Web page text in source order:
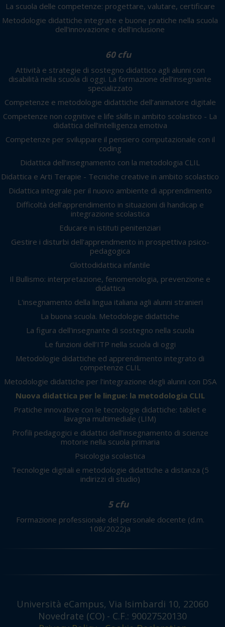
La scuola delle competenze: progettare, valutare, certificare
Metodologie didattiche integrate e buone pratiche nella scuola
dell'innovazione e dell'inclusione
60 cfu
Attività e strategie di sostegno didattico agli alunni con
disabilità nella scuola di oggi. La formazione dell’insegnante
specializzato
Competenze e metodologie didattiche dell’animatore digitale
Competenze non cognitive e life skills in ambito scolastico - La
didattica dell’intelligenza emotiva
Competenze per sviluppare il pensiero computazionale con il
coding
Didattica dell’insegnamento con la metodologia CLIL
Didattica e Arti Terapie - Tecniche creative in ambito scolastico
Didattica integrale per il nuovo ambiente di apprendimento
Difficoltà dell'apprendimento in situazioni di handicap e
integrazione scolastica
Educare in istituti penitenziari
Gestire i disturbi dell'apprendmento in prospettiva psico-
pedagogica
Glottodidattica infantile
Il Bullismo: interpretazione, fenomenologia, prevenzione e
didattica
L'insegnamento della lingua italiana agli alunni stranieri
La buona scuola. Metodologie didattiche
La figura dell'insegnante di sostegno nella scuola
Le funzioni dell’ITP nella scuola di oggi
Metodologie didattiche ed apprendimento integrato di
competenze CLIL
Metodologie didattiche per l'integrazione degli alunni con DSA
Nuova didattica per le lingue: la metodologia CLIL
Pratiche innovative con le tecnologie didattiche: tablet e
lavagna multimediale (LIM)
Profili pedagogici e didattici dell’insegnamento di scienze
motorie nella scuola primaria
Psicologia scolastica
Tecnologie digitali e metodologie didattiche a distanza (5
indirizzi di studio)
5 cfu
Formazione professionale del personale docente (d.m.
108/2022)a
Università eCampus, Via Isimbardi 10, 22060
Novedrate (CO) - C.F.: 90027520130